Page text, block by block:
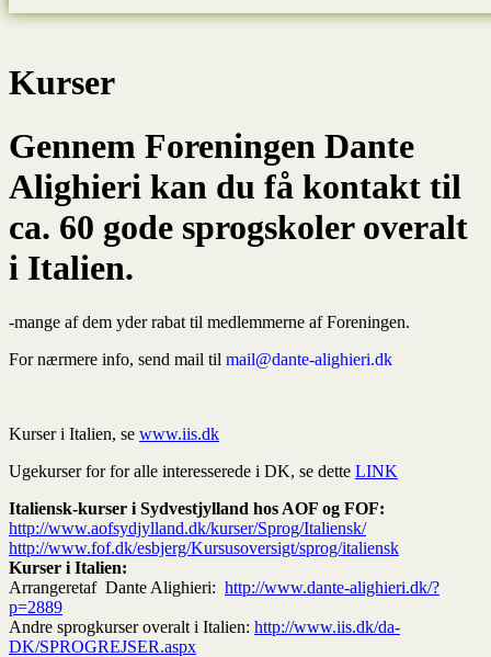
Kurser
Gennem Foreningen Dante
Alighieri kan du få kontakt til
ca. 60 gode sprogskoler overalt
i Italien.
-mange af dem yder rabat til medlemmerne af Foreningen.
For nærmere info, send mail til mail@dante-alighieri.dk
Kurser i Italien, se www.iis.dk
Ugekurser for for alle interesserede i DK, se dette LINK
Italiensk-kurser i Sydvestjylland hos AOF og FOF:
http://www.aofsydjylland.dk/kurser/Sprog/Italiensk/
http://www.fof.dk/esbjerg/Kursusoversigt/sprog/italiensk
Kurser i Italien:
Arrangeretaf Dante Alighieri: http://www.dante-alighieri.dk/?
p=2889
Andre sprogkurser overalt i Italien: http://www.iis.dk/da-
DK/SPROGREJSER.aspx